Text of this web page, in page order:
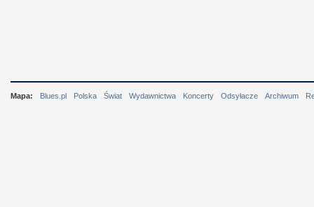
Mapa: Blues.pl Polska Świat Wydawnictwa Koncerty Odsyłacze Archiwum